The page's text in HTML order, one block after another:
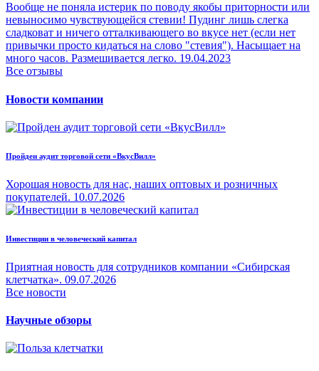
Вообще не поняла истерик по поводу якобы приторности или
невыносимо чувствующейся стевии! Пудинг лишь слегка
сладковат и ничего отталкивающего во вкусе нет (если нет
привычки просто кидаться на слово "стевия"). Насыщает на
много часов. Размешивается легко. 19.04.2023
Все отзывы
Новости компании
Пройден аудит торговой сети «ВкусВилл»
Хорошая новость для нас, наших оптовых и розничных
покупателей. 10.07.2026
Инвестиции в человеческий капитал
Приятная новость для сотрудников компании «Сибирская
клетчатка». 09.07.2026
Все новости
Научные обзоры